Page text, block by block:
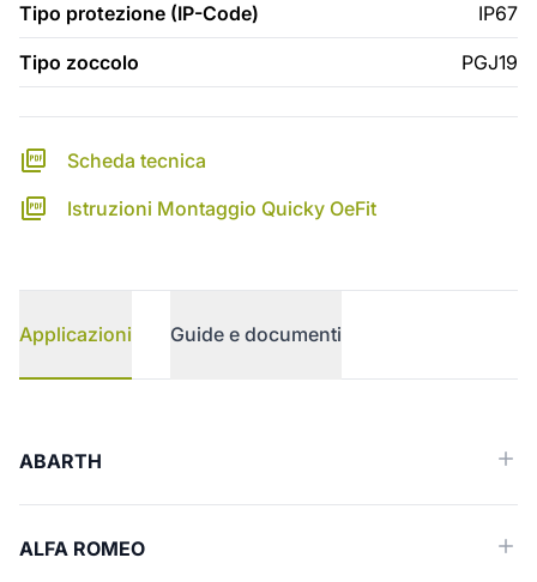
Tipo protezione (IP-Code) IP67
Tipo zoccolo PGJ19
Scheda tecnica
Istruzioni Montaggio Quicky OeFit
Applicazioni Guide e documenti
ABARTH
ALFA ROMEO